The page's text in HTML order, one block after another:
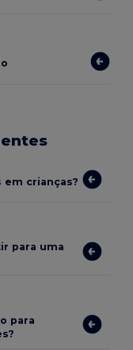
crianças?
para uma
para